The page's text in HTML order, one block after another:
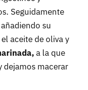
Seguidamente
su
aceite de oliva y
a la que
dejamos macerar